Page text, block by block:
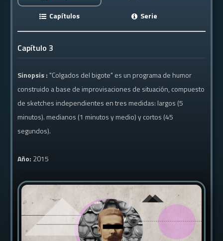
Capítulos
Serie
Capítulo 3
Sinopsis : "Colgados del bigote" es un programa de humor
construido a base de improvisaciones de situación, compuesto
de sketches independientes en tres medidas: largos (5
minutos). medianos (1 minutos y medio) y cortos (45
segundos).
Año: 2015